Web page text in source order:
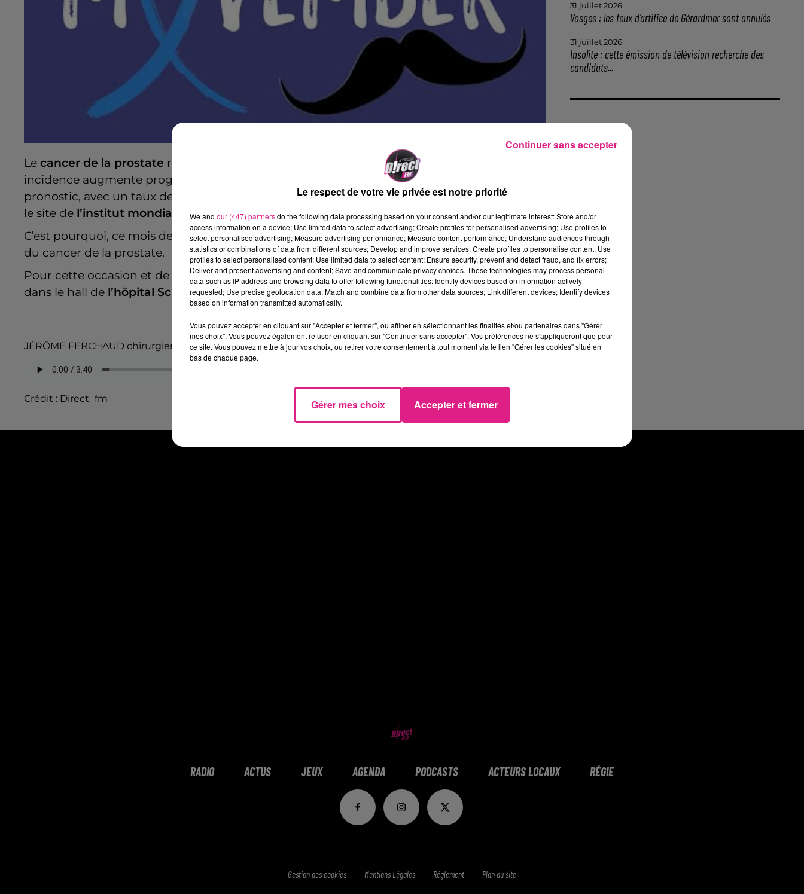
Le cancer de la prostate représente 25 % des cancers masculins. Rare avant 50 ans, son
incidence augmente progressivement avec l’âge. C’est un cancer de bon, voire très bon
pronostic, avec un taux de survie à 5 ans de plus de 90 % selon des données récupérées sur
le site de l’institut mondial du cancer.
C’est pourquoi, ce mois de novembre est devenu synonyme de sensibilisation audépistage
du cancer de la prostate.
Pour cette occasion et de manière un peu plus ludique, une prostate géante a été installé
dans le hall de l’hôpital Schumanà Metz.
JÉRÔME FERCHAUD chirurgien urologue
Crédit : Direct_fm
31 juillet 2026
Vosges : les feux d’artifice de Gérardmer sont annulés
31 juillet 2026
Insolite : cette émission de télévision recherche des
candidats...
RADIO ACTUS JEUX AGENDA PODCASTS ACTEURS LOCAUX RÉGIE
Gestion des cookies Mentions Légales Réglement Plan du site
Le respect de votre vie privée est notre priorité
We and our (447) partnersdo the following data processing based on your consent and/or our legitimate interest: Store and/or
access information on a device; Use limited data to select advertising; Create profiles for personalised advertising; Use profiles to
select personalised advertising; Measure advertising performance; Measure content performance; Understand audiences through
statistics or combinations of data from different sources; Develop and improve services; Create profiles to personalise content; Use
profiles to select personalised content; Use limited data to select content; Ensure security, prevent and detect fraud, and fix errors;
Deliver and present advertising and content; Save and communicate privacy choices. These technologies may process personal
data such as IP address and browsing data to offer following functionalities: Identify devices based on information actively
requested; Use precise geolocation data; Match and combine data from other data sources; Link different devices; Identify devices
based on information transmitted automatically.
Vous pouvez accepter en cliquant sur "Accepter et fermer", ou affiner en sélectionnant les finalités et/ou partenaires dans "Gérer
mes choix". Vous pouvez également refuser en cliquant sur "Continuer sans accepter". Vos préférences ne s'appliqueront que pour
ce site. Vous pouvez mettre à jour vos choix, ou retirer votre consentement à tout moment via le lien "Gérer les cookies" situé en
bas de chaque page.
Gérer mes choix Accepter et fermer
Continuer sans accepter